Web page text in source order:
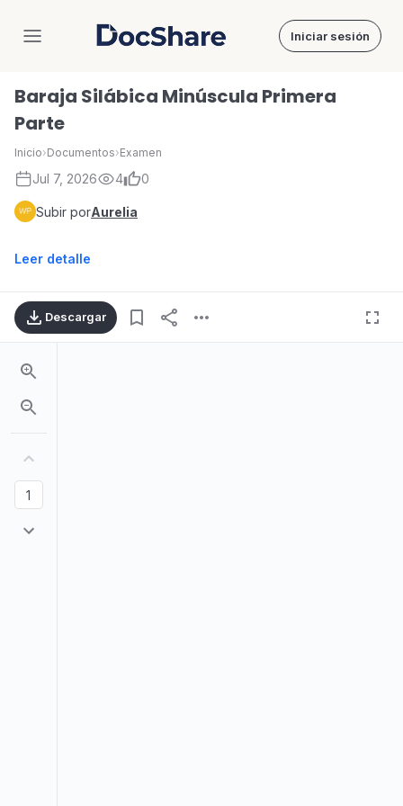
DocShare Iniciar sesión
Baraja Silábica Minúscula Primera
Parte
Inicio›Documentos›Examen
Jul 7, 2026 4 0
Subir porAurelia
Leer detalle
Descargar